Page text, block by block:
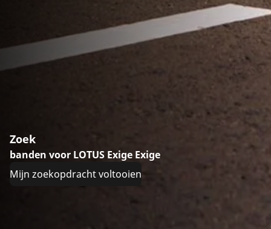
Zoek
banden voor LOTUS Exige Exige
Mijn zoekopdracht voltooien